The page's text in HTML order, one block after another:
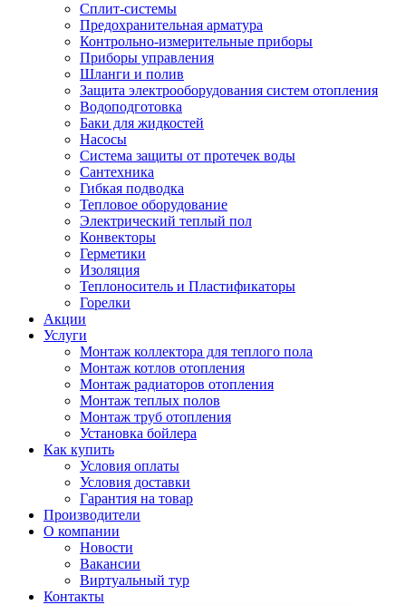
Сплит-системы
Предохранительная арматура
Контрольно-измерительные приборы
Приборы управления
Шланги и полив
Защита электрооборудования систем отопления
Водоподготовка
Баки для жидкостей
Насосы
Система защиты от протечек воды
Сантехника
Гибкая подводка
Тепловое оборудование
Электрический теплый пол
Конвекторы
Герметики
Изоляция
Теплоноситель и Пластификаторы
Горелки
Акции
Услуги
Монтаж коллектора для теплого пола
Монтаж котлов отопления
Монтаж радиаторов отопления
Монтаж теплых полов
Монтаж труб отопления
Установка бойлера
Как купить
Условия оплаты
Условия доставки
Гарантия на товар
Производители
О компании
Новости
Вакансии
Виртуальный тур
Контакты